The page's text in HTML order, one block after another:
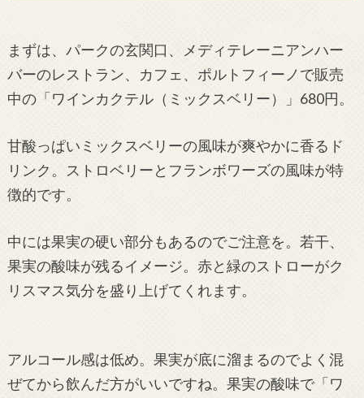
まずは、パークの玄関口、メディテレーニアンハー
バーのレストラン、カフェ、ポルトフィーノで販売
中の「ワインカクテル（ミックスベリー）」680円。
甘酸っぱいミックスベリーの風味が爽やかに香るド
リンク。ストロベリーとフランボワーズの風味が特
徴的です。
中には果実の硬い部分もあるのでご注意を。若干、
果実の酸味が残るイメージ。赤と緑のストローがク
リスマス気分を盛り上げてくれます。
アルコール感は低め。果実が底に溜まるのでよく混
ぜてから飲んだ方がいいですね。果実の酸味で「ワ